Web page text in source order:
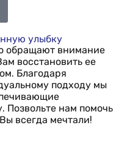
улыбку
обращают внимание
восстановить ее
Благодаря
подходу мы
Позвольте нам помочь
всегда мечтали!